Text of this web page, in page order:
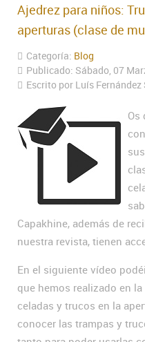
Ajedrez para niños:
aperturas (clase de
Categoría: Blog
Publicado: Sábado, 07
Escrito por Luís Fernández
Os
Capakhine, además de
nuestra revista, tienen
En el siguiente vídeo
que hemos realizado en
celadas y trucos en la
conocer las trampas y